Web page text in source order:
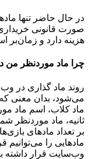
در حال حاضر تنها
صورت قانونی
هزینه دارد و زمان‌بر
چرا ماد موردنظر
روند ماد گذاری در
می‌شود، بدان معنی
ماد کلاب، اسم ماد
ثانیه، ماد موردنظر
بر تعداد مادهای
مادهایی را می‌توانیم
وب‌سایت قرار داشته